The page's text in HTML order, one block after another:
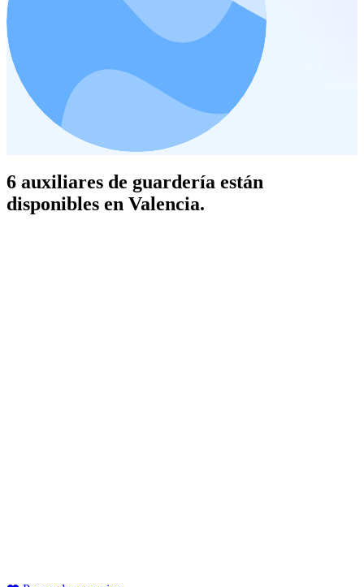
6 auxiliares de guardería están
disponibles en Valencia.